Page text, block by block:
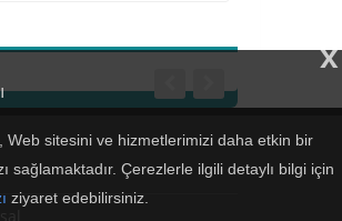
x
Web sitesini ve hizmetlerimizi daha etkin bir
sağlamaktadır. Çerezlerle ilgili detaylı bilgi için
ziyaret edebilirsiniz.